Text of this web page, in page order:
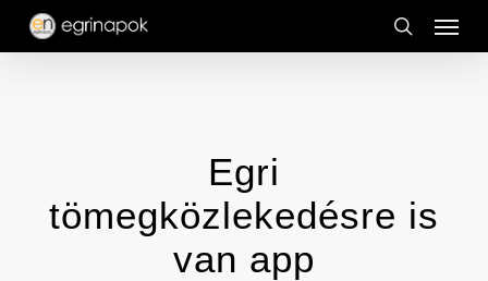
Skip
search
Menu
Egri
tömegközlekedésre is
van app